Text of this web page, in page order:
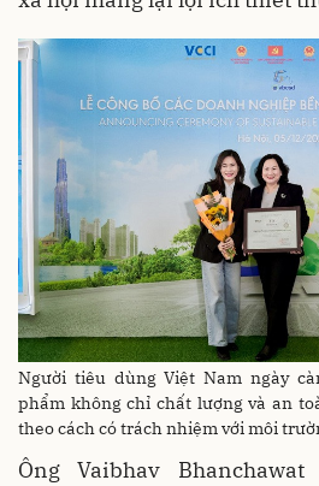
Người tiêu dùng Việt Nam ngày
phẩm không chỉ chất lượng và an
theo cách có trách nhiệm với môi
Ông Vaibhav